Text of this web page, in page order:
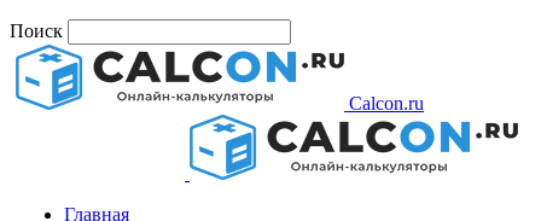
Поиск
Calcon.ru
Главная